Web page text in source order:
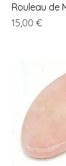
Rouleau de
Prix
15,00 €